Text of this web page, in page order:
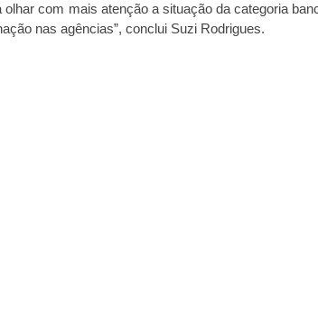
olhar com mais atenção a situação da categoria
nas agências”, conclui Suzi Rodrigues.